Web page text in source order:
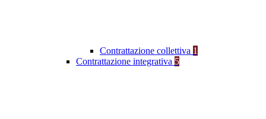
Contrattazione collettiva 1
Contrattazione integrativa 5